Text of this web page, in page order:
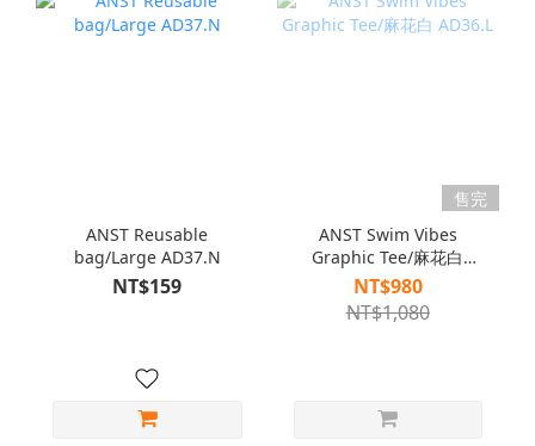
ANST Reusable
bag/Large AD37.N
NT$159
售完
ANST Swim Vibes
Graphic Tee/麻花白
AD36.L
NT$980
NT$1,080